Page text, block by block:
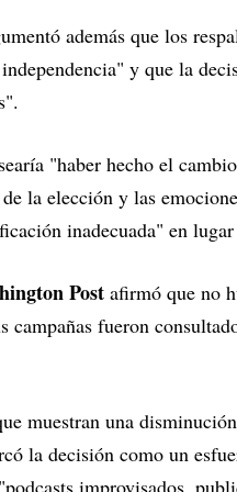
además que los
y que la
"haber hecho el
la elección y las
inadecuada" en
Post afirmó que no
campañas fueron
muestran una
la decisión como un